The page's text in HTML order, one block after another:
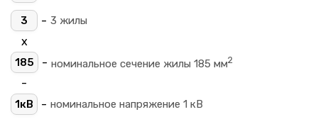
3 - 3 жилы
х
185 - номинальное сечение жилы 185 мм2
-
1кВ - номинальное напряжение 1 кВ